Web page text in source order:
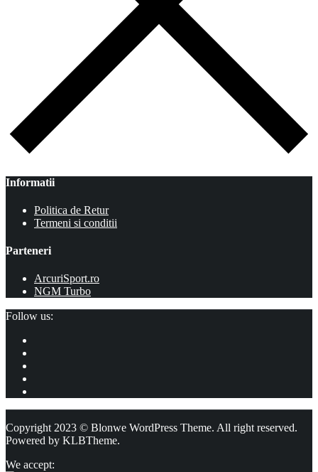
Informatii
Politica de Retur
Termeni si conditii
Parteneri
ArcuriSport.ro
NGM Turbo
Follow us:
Copyright 2023 © Blonwe WordPress Theme. All right reserved.
Powered by KLBTheme.
We accept: